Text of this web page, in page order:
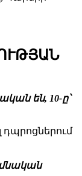
են, 10-ը՝